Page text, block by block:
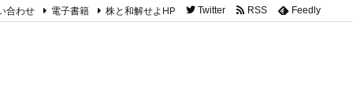
合わせ 電子書籍 株と和解せよHP Twitter RSS Feedly